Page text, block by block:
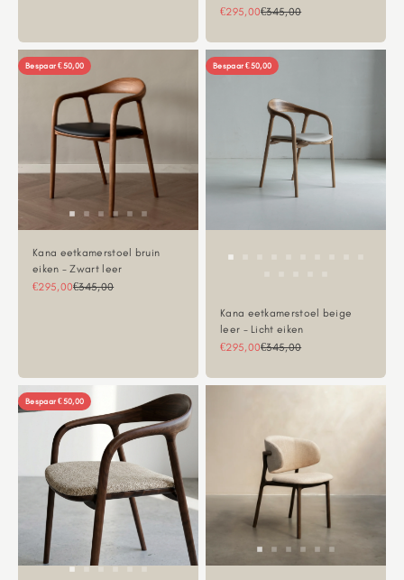
Aanbiedingsprijs
€295,00Normale prijs
€345,00
Bespaar €50,00
Kana eetkamerstoel bruin
eiken - Zwart leer
Aanbiedingsprijs
€295,00Normale prijs
€345,00
Bespaar €50,00
Kana eetkamerstoel beige
leer - Licht eiken
Aanbiedingsprijs
€295,00Normale prijs
€345,00
Bespaar €50,00